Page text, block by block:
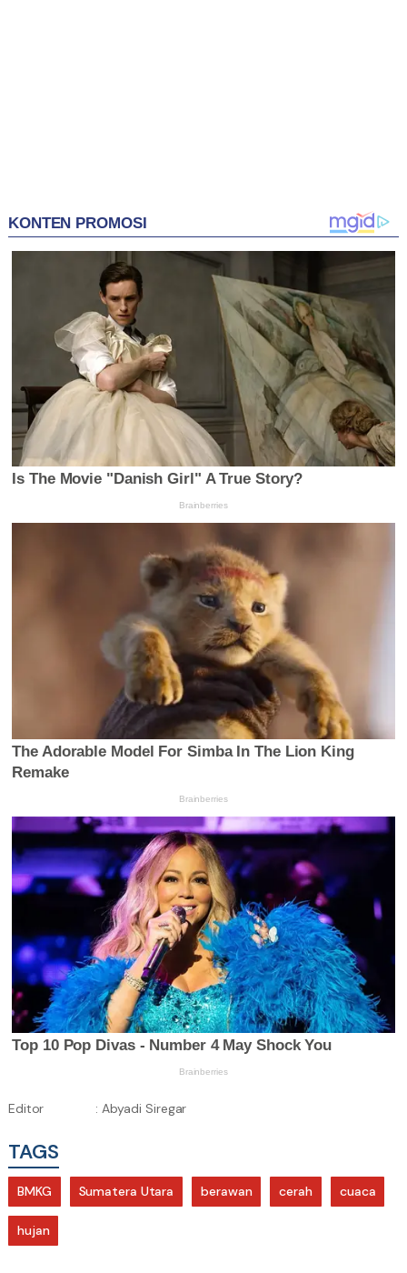
Editor : Abyadi Siregar
TAGS
BMKG Sumatera Utara berawan cerah cuaca
hujan